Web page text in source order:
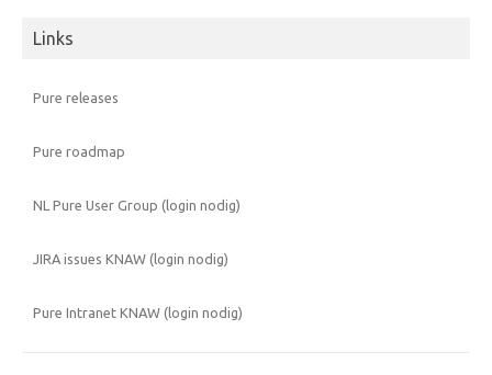
Links
Pure releases
Pure roadmap
NL Pure User Group (login nodig)
JIRA issues KNAW (login nodig)
Pure Intranet KNAW (login nodig)